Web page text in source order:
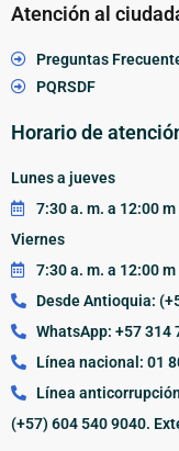
Atención al
Preguntas
PQRSDF
Horario de
Lunes a jueves
7:30 a. m. a 12:00
Viernes
7:30 a. m. a 12:00
Desde Antioquia:
WhatsApp: +57 314
Línea nacional: 01
Línea anticorrupción
(+57) 604 540 9040.